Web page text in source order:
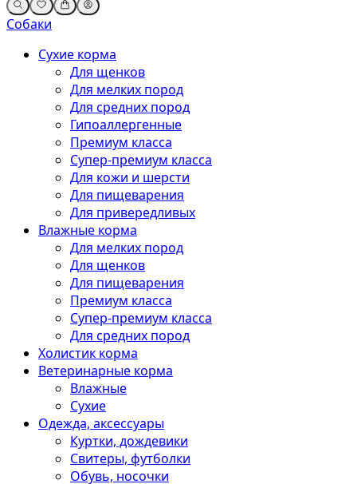
Собаки
Сухие корма
Для щенков
Для мелких пород
Для средних пород
Гипоаллергенные
Премиум класса
Супер-премиум класса
Для кожи и шерсти
Для пищеварения
Для привередливых
Влажные корма
Для мелких пород
Для щенков
Для пищеварения
Премиум класса
Супер-премиум класса
Для средних пород
Холистик корма
Ветеринарные корма
Влажные
Сухие
Одежда, аксессуары
Куртки, дождевики
Свитеры, футболки
Обувь, носочки